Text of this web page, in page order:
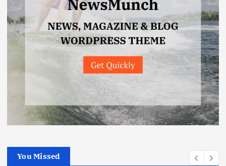
You Missed